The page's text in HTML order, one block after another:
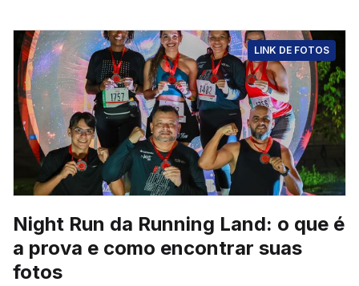
LINK DE FOTOS
Night Run da Running Land: o que é
a prova e como encontrar suas
fotos